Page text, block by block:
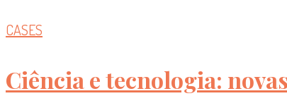
CASES
Ciência e tecnologia: